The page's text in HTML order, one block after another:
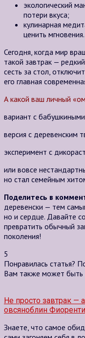
экологический
потери вкуса;
кулинарная
ценить мгновения.
Сегодня, когда мир
такой завтрак —
сесть за стол,
его главная
А какой ваш личный
вариант с
версия с деревенским
эксперимент с
или вовсе
но стал семейным
Поделитесь в
деревенски — тем
но и сердце. Давайте
превратить обычный
поколения!
5
Понравилась статья?
Вам также может быть
Не просто завтрак —
овсяноблин
Знаете, что самое